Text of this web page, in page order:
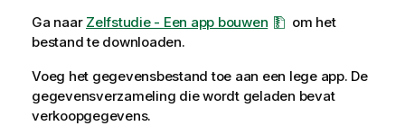
Ga naar Zelfstudie - Een app bouwen
om het
bestand te downloaden.
Voeg het gegevensbestand toe aan een lege app. De
gegevensverzameling die wordt geladen bevat
verkoopgegevens.